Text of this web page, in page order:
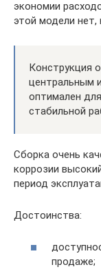
экономии
этой модели
Конструкция
центральным
оптимален
стабильной
Сборка очень
коррозии
период
Достоинства:
продаже;